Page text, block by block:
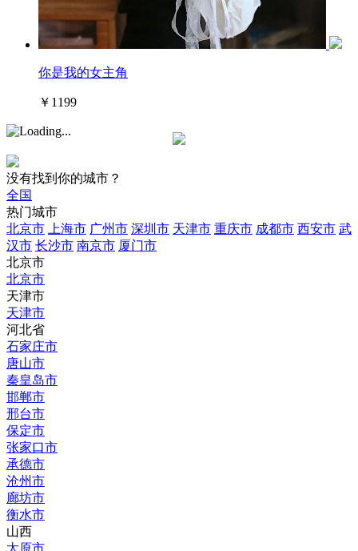
你是我的女主角
￥1199
没有找到你的城市？
全国
热门城市
北京市
上海市 广州市 深圳市 天津市 重庆市 成都市 西安市 武
汉市 长沙市 南京市 厦门市
北京市
北京市
天津市
天津市
河北省
石家庄市
唐山市
秦皇岛市
邯郸市
邢台市
保定市
张家口市
承德市
沧州市
廊坊市
衡水市
山西
太原市